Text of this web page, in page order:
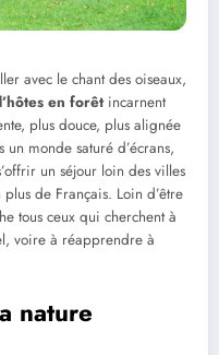
avec le chant des oiseaux,
en forêtincarnent
plus douce, plus alignée
monde saturé d’écrans,
un séjour loin des villes
de Français. Loin d’être
tous ceux qui cherchent à
voire à réapprendre à
nature